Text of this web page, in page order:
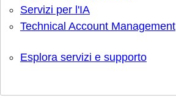
Servizi per l'IA
Technical Account Management
Esplora servizi e supporto